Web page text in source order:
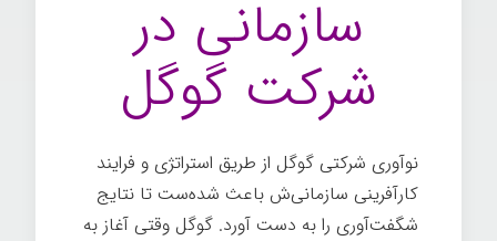
سازمانی در
شرکت گوگل
نوآوری شرکتی گوگل از طریق استراتژی و فرایند
کارآفرینی سازمانی‌ش باعث شده‌ست تا نتایج
شگفت‌آوری را به دست آورد. گوگل وقتی آغاز به